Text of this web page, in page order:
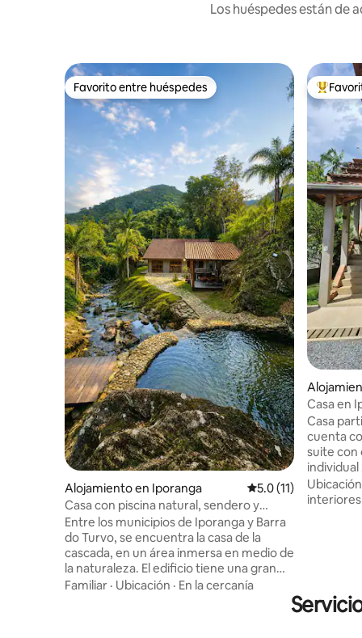
Los huéspedes están de
Favorito entre huéspedes
Favorito entre huéspedes
Alojamiento en Iporanga Calificación
5.0 (11)
Casa con piscina natural, sendero y
cascada/Petar
Entre los municipios de Iporanga y Barra
do Turvo, se encuentra la casa de la
cascada, en un área inmersa en medio de
la naturaleza. El edificio tiene una gran
zona social con aire acondicionado, una
Familiar · Ubicación · En la cercanía
Casa en
Casa
cuenta
suite con
individual 2-1 cama matrimonial, 1 cama
cama
con un
Ubicación
interiores